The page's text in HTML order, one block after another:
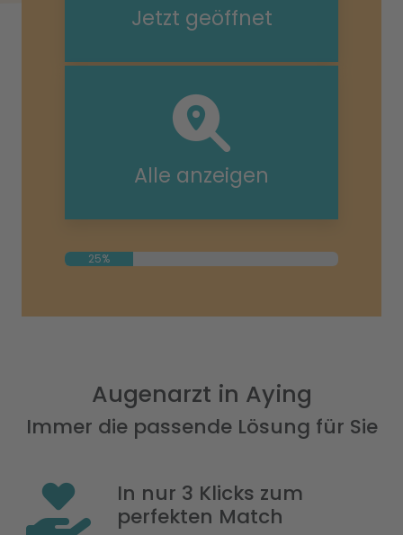
Jetzt geöffnet
Alle anzeigen
25%
Augenarzt in Aying
Immer die passende Lösung für Sie
In nur 3 Klicks zum
perfekten Match